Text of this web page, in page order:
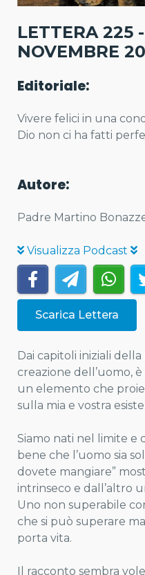
LETTERA 225
NOVEMBRE
Editoriale:
Vivere felici in una
Dio non ci ha fatti
Autore:
Padre Martino
Visualizza Podcast
Scarica Lettera
Dai capitoli iniziali della
creazione dell’uomo,
un elemento che
sulla mia e vostra
Siamo nati nel limite e
bene che l’uomo sia
dovete mangiare”
intrinseco e dall’altro
Uno non superabile
che si può superare
porta vita.
Il racconto sembra